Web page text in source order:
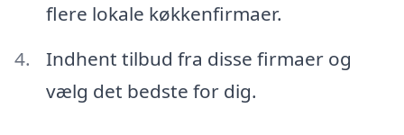
flere lokale køkkenfirmaer.
Indhent tilbud fra disse firmaer og
vælg det bedste for dig.